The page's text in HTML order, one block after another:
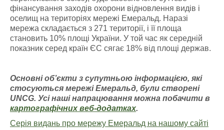
фінансування заходів охорони відновлення видів і
оселищ на територіях мережі Емеральд. Наразі
мережа складається з 271 території, і її площа
становить 10% площі України. У той час як середній
показник серед країн ЄС сягає 18% від площі держав.
Основні об’єкти з супутньою інформацією, які
стосуються мережі Емеральд, були створені
UNCG. Усі наші напрацювання можна побачити в
картографічних веб-додатках.
Серія видань про мережу Емеральд на нашому сайті